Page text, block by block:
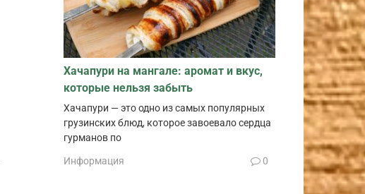
Хачапури на мангале: аромат и вкус,
которые нельзя забыть
Хачапури — это одно из самых популярных
грузинских блюд, которое завоевало сердца
гурманов по
Информация 0